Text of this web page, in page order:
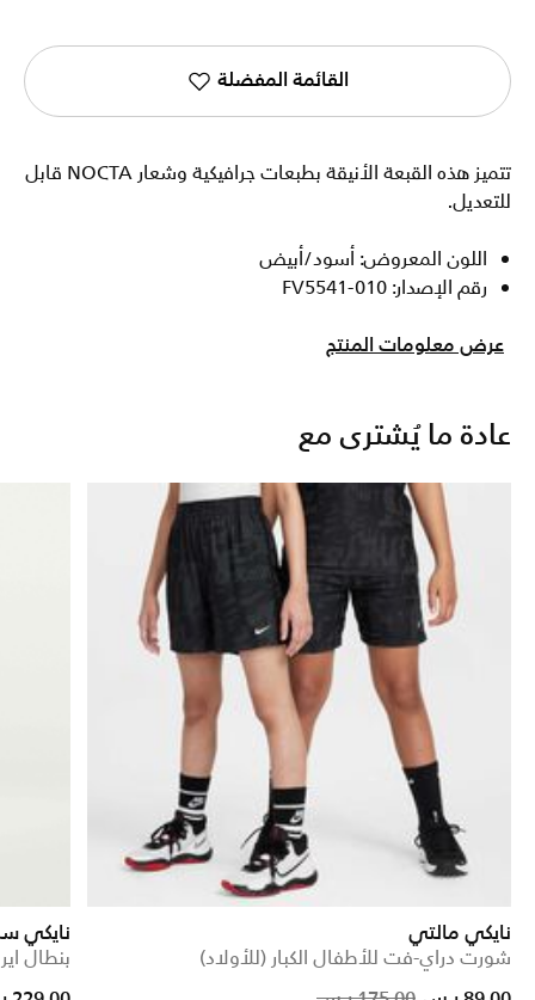
القائمة المفضلة
تتميز هذه القبعة الأنيقة بطبعات جرافيكية وشعار NOCTA قابل
للتعديل.
اللون المعروض: أسود/أبيض
رقم الإصدار: FV5541-010
عرض معلومات المنتج
عادة ما يُشترى مع
نايكي مالتي
شورت دراي-فت للأطفال الكبار (للأولاد)
نايكي
بنطال